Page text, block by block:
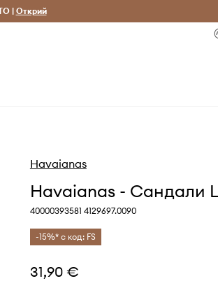
дни
|Открий
Havaianas
Havaianas - Сандали
40000393581 4129697.0090
-15%* с код: FS
31,90 €